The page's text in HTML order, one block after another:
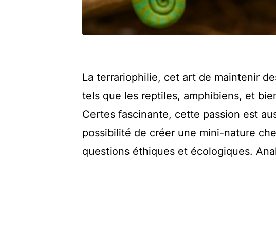
La terrariophilie, cet art de maintenir
tels que les reptiles, amphibiens, et
Certes fascinante, cette passion est
possibilité de créer une mini-nature
questions éthiques et écologiques.